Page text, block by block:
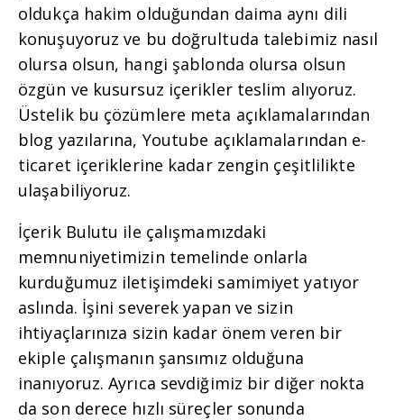
oldukça hakim olduğundan daima aynı dili
konuşuyoruz ve bu doğrultuda talebimiz nasıl
olursa olsun, hangi şablonda olursa olsun
özgün ve kusursuz içerikler teslim alıyoruz.
Üstelik bu çözümlere meta açıklamalarından
blog yazılarına, Youtube açıklamalarından e-
ticaret içeriklerine kadar zengin çeşitlilikte
ulaşabiliyoruz.
İçerik Bulutu ile çalışmamızdaki
memnuniyetimizin temelinde onlarla
kurduğumuz iletişimdeki samimiyet yatıyor
aslında. İşini severek yapan ve sizin
ihtiyaçlarınıza sizin kadar önem veren bir
ekiple çalışmanın şansımız olduğuna
inanıyoruz. Ayrıca sevdiğimiz bir diğer nokta
da son derece hızlı süreçler sonunda